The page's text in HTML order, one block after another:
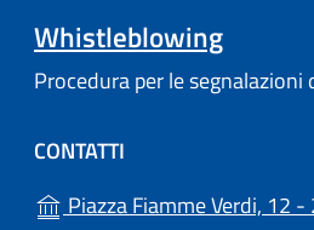
Whistleblowing
Procedura per le segnalazioni
CONTATTI
Piazza Fiamme Verdi, 12 -